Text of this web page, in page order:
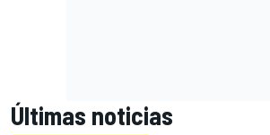
Últimas noticias